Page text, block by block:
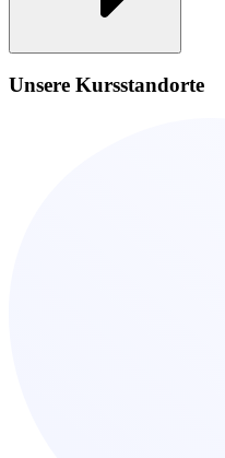
Unsere Kursstandorte